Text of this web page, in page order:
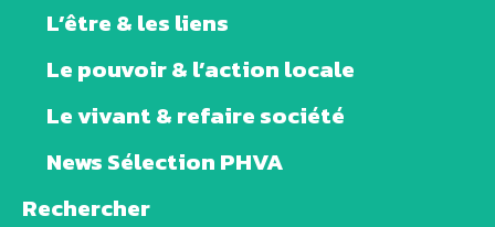
L’être & les liens
Le pouvoir & l’action locale
Le vivant & refaire société
News Sélection PHVA
Rechercher